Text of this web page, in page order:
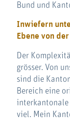
Bund und
Inwiefern
Ebene von
Der
grösser. Von
sind die
Bereich eine
interkantonale
viel. Mein